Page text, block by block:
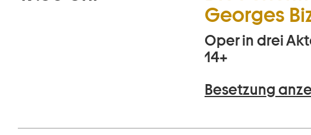
Georges
Oper in drei
14+
Besetzung